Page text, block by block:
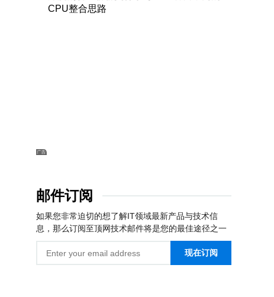
CPU整合思路
邮件订阅
如果您非常迫切的想了解IT领域最新产品与技术信
息，那么订阅至顶网技术邮件将是您的最佳途径之一
现在订阅